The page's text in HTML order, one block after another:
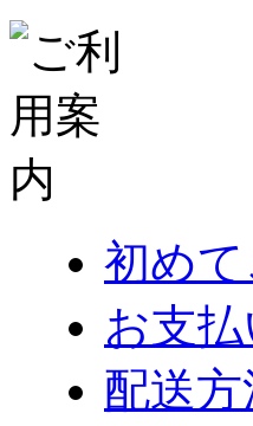
初め
お支
配送